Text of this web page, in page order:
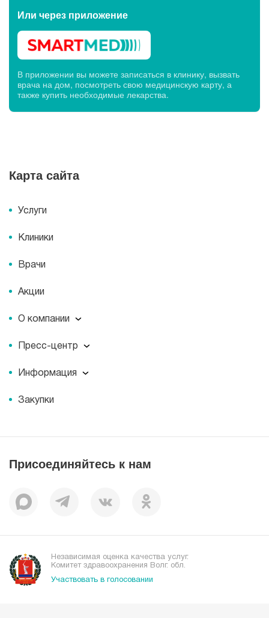
Или через приложение
В приложении вы можете записаться в клинику, вызвать
врача на дом, посмотреть свою медицинскую карту, а
также купить необходимые лекарства.
Карта сайта
Услуги
Клиники
Врачи
Акции
О компании
О компании
Миссия
История
Документы
Пациентам
Пресс-центр
Пресс-центр
Новости
Журнал для пациентов «МЕДСИ СЕГОДНЯ»
Информация
Информация
Справочник направлений
Закупки
Присоединяйтесь к нам
Независимая оценка качества услуг.
Комитет здравоохранения Волг. обл.
Участвовать в голосовании